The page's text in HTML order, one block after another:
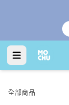
全部商品